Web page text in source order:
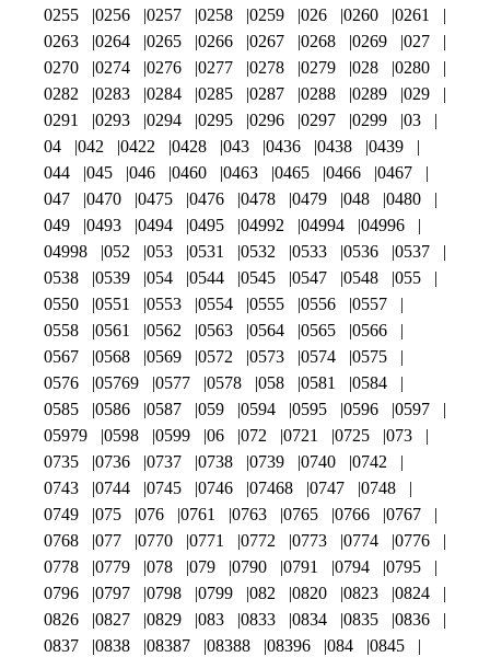
0255 0256 0257 0258 0259 026 0260
0261
0263
0264 0265 0266 0267 0268 0269
027
0270
0274 0276 0277 0278 0279 028
0280
0282
0283 0284 0285 0287 0288 0289
029
0291
0293 0294 0295 0296 0297 0299
03
04
042 0422 0428 043 0436 0438
0439
044
045 046 0460 0463 0465 0466
0467
047
0470 0475 0476 0478 0479 048
0480
049
0493 0494 0495 04992 04994
04996
04998
052 053 0531 0532 0533 0536
0537
0538
0539 054 0544 0545 0547 0548
055
0550
0551 0553 0554 0555 0556
0557
0558
0561 0562 0563 0564 0565
0566
0567
0568 0569 0572 0573 0574
0575
0576
05769 0577 0578 058 0581
0584
0585
0586 0587 059 0594 0595 0596
0597
05979
0598 0599 06 072 0721 0725
073
0735
0736 0737 0738 0739 0740
0742
0743
0744 0745 0746 07468 0747
0748
0749
075 076 0761 0763 0765 0766
0767
0768
077 0770 0771 0772 0773 0774
0776
0778
0779 078 079 0790 0791 0794
0795
0796
0797 0798 0799 082 0820 0823
0824
0826
0827 0829 083 0833 0834 0835
0836
0837
0838 08387 08388 08396 084
0845